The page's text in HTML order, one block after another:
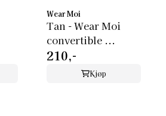
Wear Moi
Tan - Wear Moi
convertible ...
210,-
Kjøp